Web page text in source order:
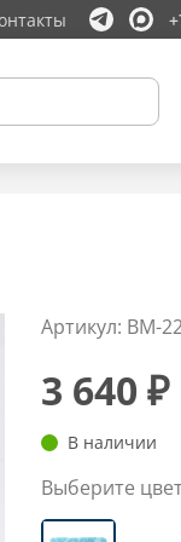
Артикул: BM-
3 640 ₽
В наличии
Выберите